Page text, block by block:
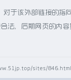
对于该外部链接的指
法，后期网页的内
sites/